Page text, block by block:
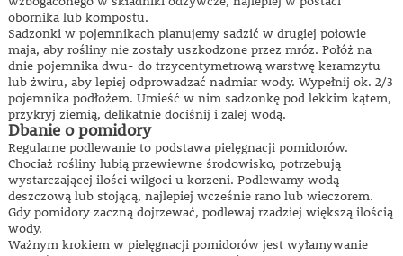
obornika lub kompostu.
Sadzonki w pojemnikach planujemy sadzić w drugiej połowie
maja, aby rośliny nie zostały uszkodzone przez mróz. Połóż na
dnie pojemnika dwu- do trzycentymetrową warstwę keramzytu
lub żwiru, aby lepiej odprowadzać nadmiar wody. Wypełnij ok. 2/3
pojemnika podłożem. Umieść w nim sadzonkę pod lekkim kątem,
przykryj ziemią, delikatnie dociśnij i zalej wodą.
Dbanie o pomidory
Regularne podlewanie to podstawa pielęgnacji pomidorów.
Chociaż rośliny lubią przewiewne środowisko, potrzebują
wystarczającej ilości wilgoci u korzeni. Podlewamy wodą
deszczową lub stojącą, najlepiej wcześnie rano lub wieczorem.
Gdy pomidory zaczną dojrzewać, podlewaj rzadziej większą ilością
wody.
Ważnym krokiem w pielęgnacji pomidorów jest wyłamywanie